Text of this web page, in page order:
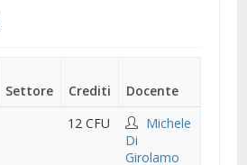
Settore Crediti
Docente
12 CFU
Michele
Di
Girolamo